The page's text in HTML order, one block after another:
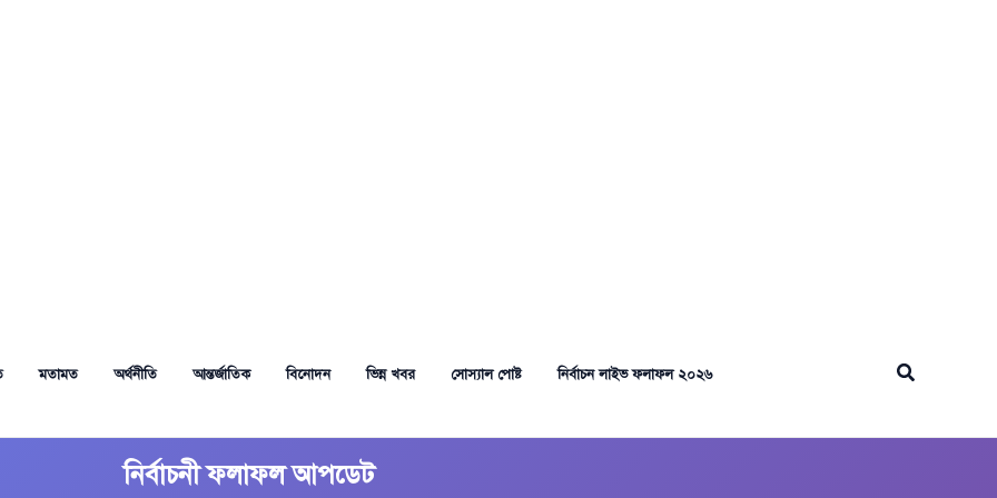
মতামত অর্থনীতি আন্তর্জাতিক বিনোদন ভিন্ন খবর সোস্যাল পোষ্ট নির্বাচন লাইভ ফলাফল ২০২৬ Search
নির্বাচনী ফলাফল আপডেট